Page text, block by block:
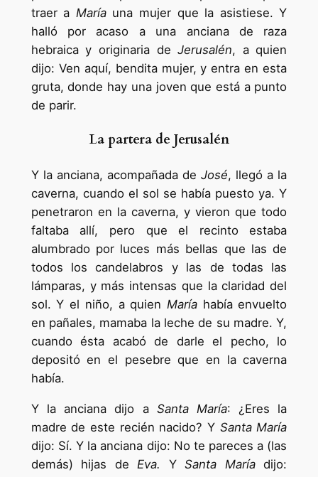
traer a Maríauna mujer que la asistiese. Y
halló por acaso a una anciana de raza
hebraica y originaria deJerusalén, a quien
dijo: Ven aquí, bendita mujer, y entra en esta
gruta, donde hay una joven que está a punto
de parir.
La partera de Jerusalén
Y la anciana, acompañada deJosé, llegó a la
caverna, cuando el sol se había puesto ya. Y
penetraron en la caverna, y vieron que todo
faltaba allí, pero que el recinto estaba
alumbrado por luces más bellas que las de
todos los candelabros y las de todas las
lámparas, y más intensas que la claridad del
sol. Y el niño, a quien Maríahabía envuelto
en pañales, mamaba la leche de su madre. Y,
cuando ésta acabó de darle el pecho, lo
depositó en el pesebre que en la caverna
había.
Y la anciana dijo a Santa María: ¿Eres la
madre de este recién nacido? Y Santa María
dijo: Sí. Y la anciana dijo: No te pareces a (las
demás) hijas de Eva. YSanta Maríadijo: